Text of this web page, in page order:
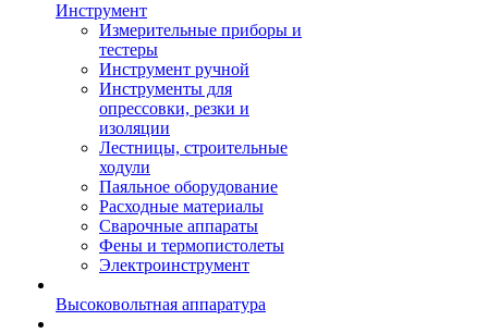
Инструмент
Измерительные приборы и
тестеры
Инструмент ручной
Инструменты для
опрессовки, резки и
изоляции
Лестницы, строительные
ходули
Паяльное оборудование
Расходные материалы
Сварочные аппараты
Фены и термопистолеты
Электроинструмент
Высоковольтная аппаратура